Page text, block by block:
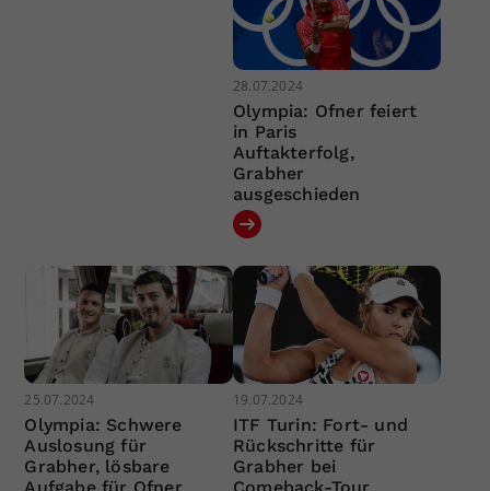
28.07.2024
Olympia: Ofner feiert
in Paris
Auftakterfolg,
Grabher
ausgeschieden
25.07.2024
Olympia: Schwere
Auslosung für
Grabher, lösbare
19.07.2024
ITF Turin: Fort- und
Rückschritte für
Grabher bei